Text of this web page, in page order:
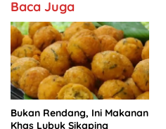
k
Baca Juga
Bukan Rendang, Ini Makanan
Khas Lubuk Sikaping